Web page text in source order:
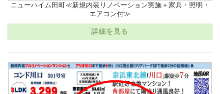
ニューハイム田町≪新規内装リノベーション実施＋家具・照明・
エアコン付≫
詳細を見る